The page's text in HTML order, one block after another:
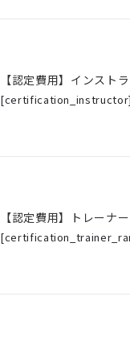
【認定費用】インスト
[certification_instructor]
【認定費用】トレーナ
[